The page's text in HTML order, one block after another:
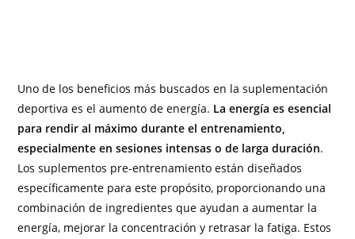
Uno de los beneficios más buscados en la suplementación
deportiva es el aumento de energía. La energía es esencial
para rendir al máximo durante el entrenamiento,
especialmente en sesiones intensas o de larga duración.
Los suplementos pre-entrenamiento están diseñados
específicamente para este propósito, proporcionando una
combinación de ingredientes que ayudan a aumentar la
energía, mejorar la concentración y retrasar la fatiga. Estos